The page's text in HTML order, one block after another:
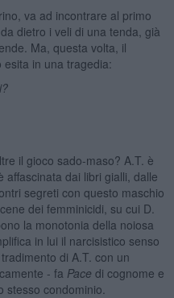
va ad incontrare al primo
dietro i veli di una tenda, già
Ma, questa volta, il
in una tragedia:
il gioco sado-maso? A.T. è
dai libri gialli, dalle
segreti con questo maschio
dei femminicidi, su cui D.
la monotonia della noiosa
in lui il narcisistico senso
di A.T. con un
- fa Pace di cognome e
condominio.